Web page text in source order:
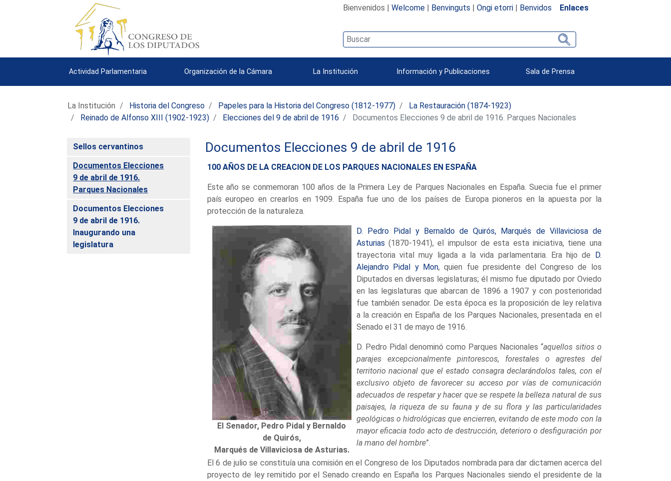
Bienvenidos | Welcome| Benvinguts | Ongi etorri| Benvidos Enlaces
Actividad Parlamentaria Organización de la Cámara La Institución Información y Publicaciones Sala de Prensa
La Institución Historia del Congreso Papeles para la Historia del Congreso (1812-1977)
La Restauración (1874-1923)
Reinado de Alfonso XIII (1902-1923)
Elecciones del 9 de abril de 1916 Documentos Elecciones 9 de abril de 1916. Parques Nacionales
Sellos cervantinos
Documentos Elecciones
9 de abril de 1916.
Parques Nacionales
Documentos Elecciones
9 de abril de 1916.
Inaugurando una
legislatura
Documentos Elecciones 9 de abril de 1916
100 AÑOS DE LA CREACION DE LOS PARQUES NACIONALES EN ESPAÑA
Este año se conmemoran 100 años de la Primera Ley de Parques Nacionales en España. Suecia fue el primer
país europeo en crearlos en 1909. España fue uno de los países de Europa pioneros en la apuesta por la
protección de la naturaleza.
El Senador, Pedro Pidal y Bernaldo
de Quirós,
Marqués de Villaviciosa de Asturias.
D. Pedro Pidal y Bernaldo de Quirós, Marqués de Villaviciosa de
Asturias (1870-1941), el impulsor de esta esta iniciativa, tiene una
trayectoria vital muy ligada a la vida parlamentaria. Era hijo de D.
Alejandro Pidal y Mon, quien fue presidente del Congreso de los
Diputados en diversas legislaturas; él mismo fue diputado por Oviedo
en las legislaturas que abarcan de 1896 a 1907 y con posterioridad
fue también senador. De esta época es la proposición de ley relativa
a la creación en España de los Parques Nacionales, presentada en el
Senado el 31 de mayo de 1916.
D. Pedro Pidal denominó como Parques Nacionales “aquellos sitios o
parajes excepcionalmente pintorescos, forestales o agrestes del
territorio nacional que el estado consagra declarándolos tales, con el
exclusivo objeto de favorecer su acceso por vías de comunicación
adecuados de respetar y hacer que se respete la belleza natural de sus
paisajes, la riqueza de su fauna y de su flora y las particularidades
geológicas o hidrológicas que encierren, evitando de este modo con la
mayor eficacia todo acto de destrucción, deterioro o desfiguración por
la mano del hombre”.
El 6 de julio se constituía una comisión en el Congreso de los Diputados nombrada para dar dictamen acerca del
proyecto de ley remitido por el Senado creando en España los Parques Nacionales siendo el presidente de la